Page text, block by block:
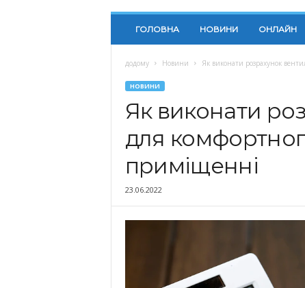
ГОЛОВНА НОВИНИ ОНЛАЙН
додому Новини Як виконати розрахунок
НОВИНИ
Як виконати
для
приміщенні
23.06.2022